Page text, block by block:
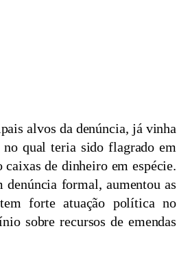
alvos da denúncia, já vinha
qual teria sido flagrado em
de dinheiro em espécie.
denúncia formal, aumentou as
forte atuação política no
sobre recursos de emendas